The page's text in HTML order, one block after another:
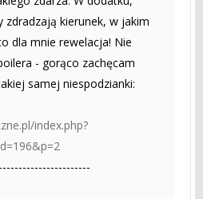
kierunek, w jakim
dla mnie rewelacja! Nie
- gorąco zachęcam
samej niespodzianki:
index.php?